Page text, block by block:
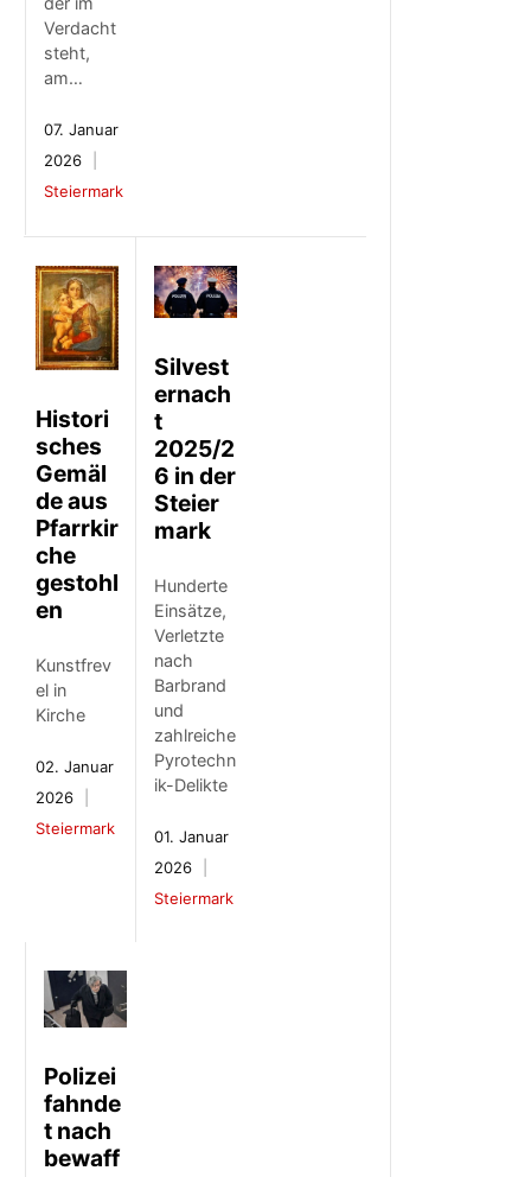
Verdacht
steht,
am…
07. Januar
2026
Steiermark
Histori
sches
Gemäl
de aus
Pfarrkir
che
gestohl
en
Kunstfrev
el in
Kirche
02. Januar
2026
Steiermark
Silvest
ernach
t
2025/2
6 in der
Steier
mark
Hunderte
Einsätze,
Verletzte
nach
Barbrand
und
zahlreiche
Pyrotechn
ik-Delikte
01. Januar
2026
Steiermark
Polizei
fahnde
t nach
bewaff